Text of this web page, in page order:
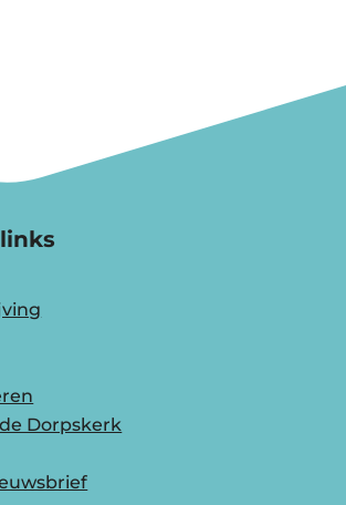
Dorpskerk